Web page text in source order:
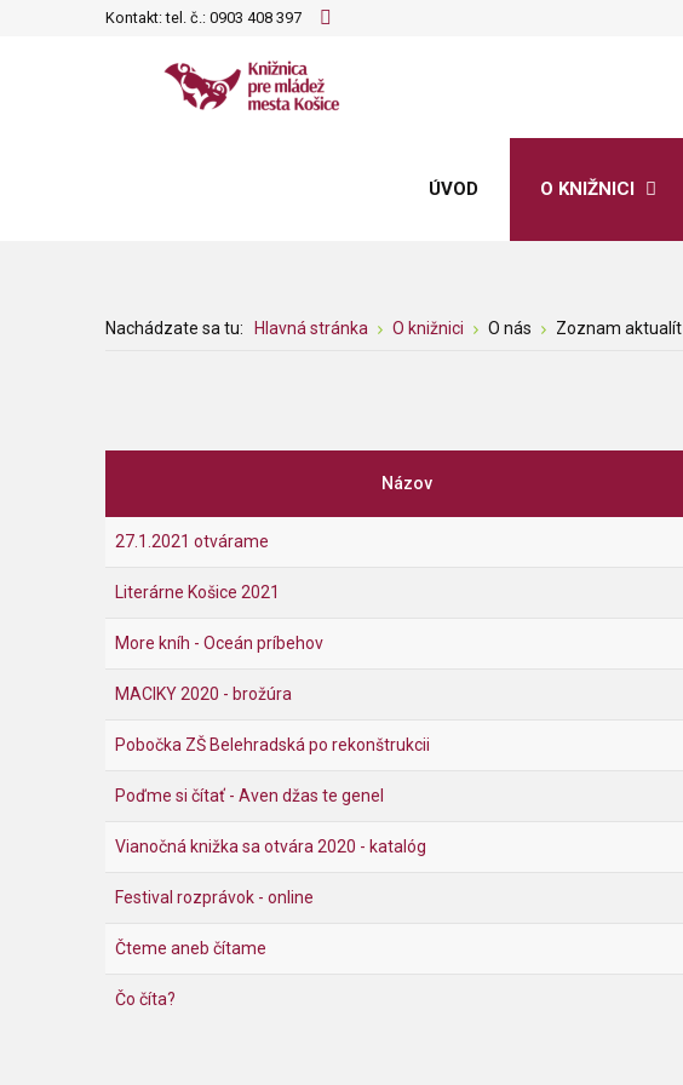
Kontakt: tel. č.: 0903 408 397
ÚVOD O KNIŽNICI
Nachádzate sa tu: Hlavná stránka O knižnici O nás Zoznam aktualít
Názov
27.1.2021 otvárame
Literárne Košice 2021
More kníh - Oceán príbehov
MACIKY 2020 - brožúra
Pobočka ZŠ Belehradská po rekonštrukcii
Poďme si čítať - Aven džas te genel
Vianočná knižka sa otvára 2020 - katalóg
Festival rozprávok - online
Čteme aneb čítame
Čo číta?